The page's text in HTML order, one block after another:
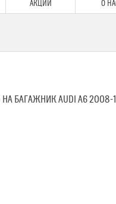
АКЦИИ О
БАГАЖНИК AUDI A6 2008-